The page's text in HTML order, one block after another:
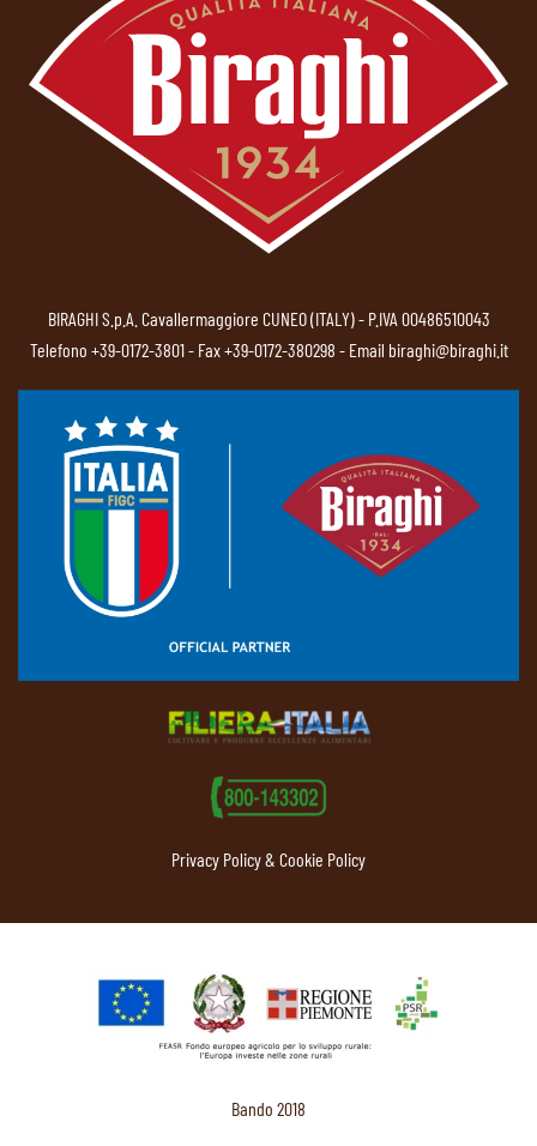
BIRAGHI S.p.A. Cavallermaggiore CUNEO (ITALY) - P.IVA 00486510043
Telefono +39-0172-3801- Fax +39-0172-380298 - Email biraghi@biraghi.it
Privacy Policy & Cookie Policy
Bando 2018